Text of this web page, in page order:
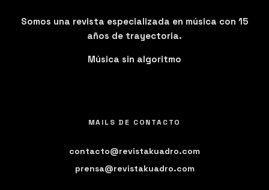
Somos una revista especializada en música con 15
años de trayectoria.
Música sin algoritmo
MAILS DE CONTACTO
contacto@revistakuadro.com
prensa@revistakuadro.com